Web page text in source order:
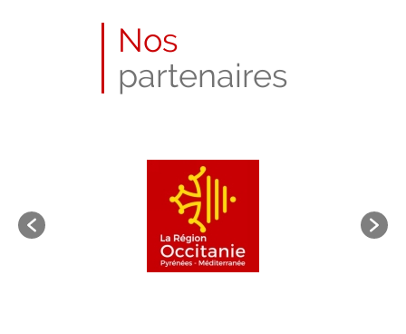
Nos
partenaires